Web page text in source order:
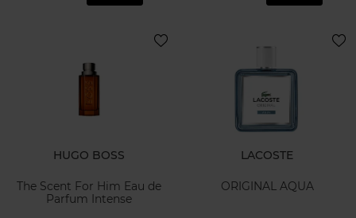
HUGO BOSS
The Scent For Him Eau de
Parfum Intense
LACOSTE
ORIGINAL AQUA